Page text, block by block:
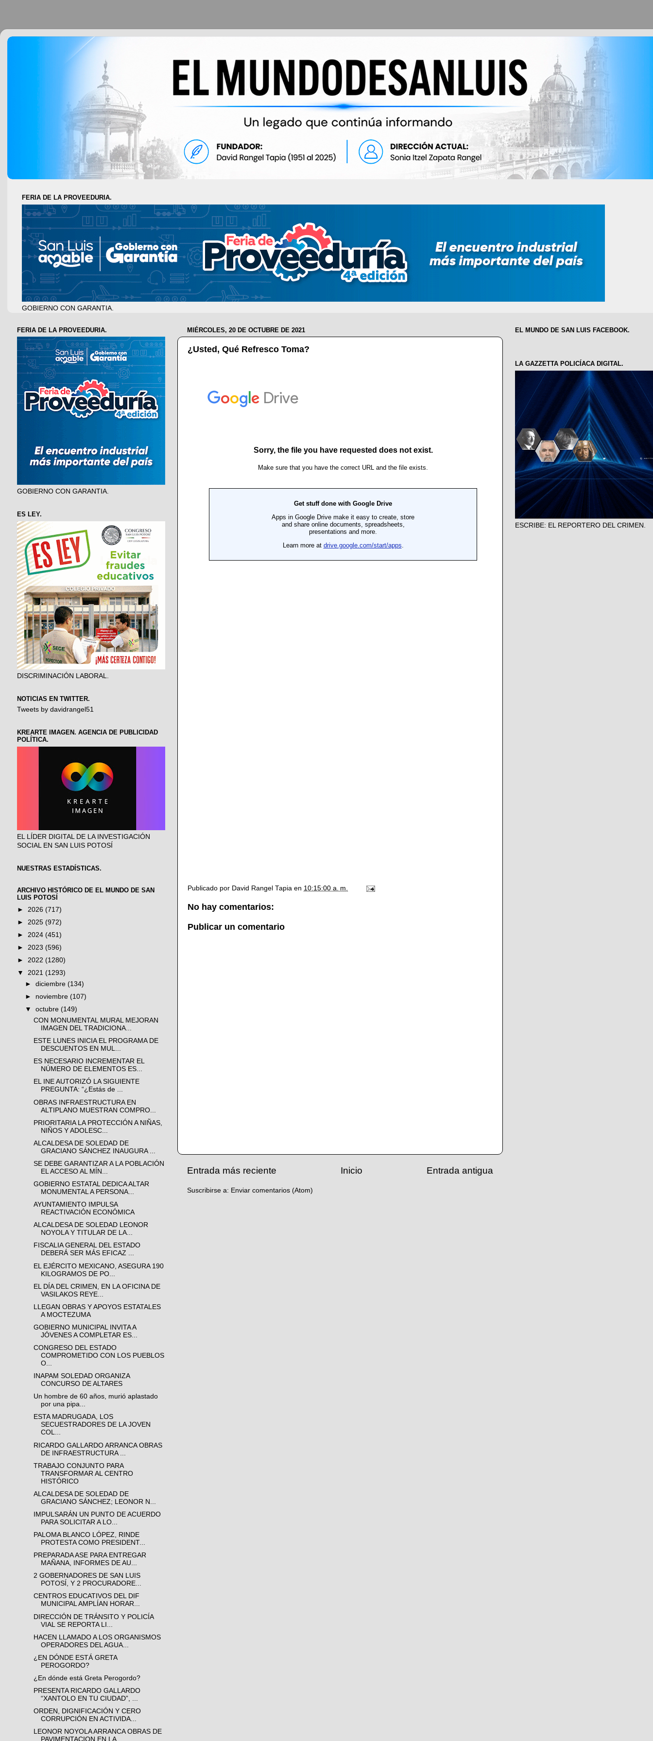
FERIA DE LA PROVEEDURIA.
GOBIERNO CON GARANTIA.
MIÉRCOLES, 20 DE OCTUBRE DE 2021
¿Usted, Qué Refresco Toma?
Publicado por David Rangel Tapia en 10:15:00 a. m.
No hay comentarios:
Publicar un comentario
Entrada más reciente Entrada antigua
Inicio
Suscribirse a: Enviar comentarios (Atom)
FERIA DE LA PROVEEDURIA.
GOBIERNO CON GARANTIA.
ES LEY.
DISCRIMINACIÓN LABORAL.
NOTICIAS EN TWITTER.
Tweets by davidrangel51
KREARTE IMAGEN. AGENCIA DE PUBLICIDAD
POLÍTICA.
EL LÍDER DIGITAL DE LA INVESTIGACIÓN
SOCIAL EN SAN LUIS POTOSÍ
NUESTRAS ESTADÍSTICAS.
ARCHIVO HISTÓRICO DE EL MUNDO DE SAN
LUIS POTOSÍ
► 2026 (717)
► 2025 (972)
► 2024 (451)
► 2023 (596)
► 2022 (1280)
▼ 2021 (1293)
►diciembre(134)
► noviembre(107)
▼octubre(149)
CON MONUMENTAL MURAL MEJORAN
IMAGEN DEL TRADICIONA...
ESTE LUNES INICIA EL PROGRAMA DE
DESCUENTOS EN MUL...
ES NECESARIO INCREMENTAR EL
NÚMERO DE ELEMENTOS ES...
EL INE AUTORIZÓ LA SIGUIENTE
PREGUNTA: “¿Estás de ...
OBRAS INFRAESTRUCTURA EN
ALTIPLANO MUESTRAN COMPRO...
PRIORITARIA LA PROTECCIÓN A NIÑAS,
NIÑOS Y ADOLESC...
ALCALDESA DE SOLEDAD DE
GRACIANO SÁNCHEZ INAUGURA ...
SE DEBE GARANTIZAR A LA POBLACIÓN
EL ACCESO AL MÍN...
GOBIERNO ESTATAL DEDICA ALTAR
MONUMENTAL A PERSONA...
AYUNTAMIENTO IMPULSA
REACTIVACIÓN ECONÓMICA
ALCALDESA DE SOLEDAD LEONOR
NOYOLA Y TITULAR DE LA...
FISCALIA GENERAL DEL ESTADO
DEBERÁ SER MÁS EFICAZ ...
EL EJÉRCITO MEXICANO, ASEGURA 190
KILOGRAMOS DE PO...
EL DÍA DEL CRIMEN, EN LA OFICINA DE
VASILAKOS REYE...
LLEGAN OBRAS Y APOYOS ESTATALES
A MOCTEZUMA
GOBIERNO MUNICIPAL INVITA A
JÓVENES A COMPLETAR ES...
CONGRESO DEL ESTADO
COMPROMETIDO CON LOS PUEBLOS
O...
INAPAM SOLEDAD ORGANIZA
CONCURSO DE ALTARES
Un hombre de 60 años, murió aplastado
por una pipa...
ESTA MADRUGADA, LOS
SECUESTRADORES DE LA JOVEN
COL...
RICARDO GALLARDO ARRANCA OBRAS
DE INFRAESTRUCTURA ...
TRABAJO CONJUNTO PARA
TRANSFORMAR AL CENTRO
HISTÓRICO
ALCALDESA DE SOLEDAD DE
GRACIANO SÁNCHEZ; LEONOR N...
IMPULSARÁN UN PUNTO DE ACUERDO
PARA SOLICITAR A LO...
PALOMA BLANCO LÓPEZ, RINDE
PROTESTA COMO PRESIDENT...
PREPARADA ASE PARA ENTREGAR
MAÑANA, INFORMES DE AU...
2 GOBERNADORES DE SAN LUIS
POTOSÍ, Y 2 PROCURADORE...
CENTROS EDUCATIVOS DEL DIF
MUNICIPAL AMPLÍAN HORAR...
DIRECCIÓN DE TRÁNSITO Y POLICÍA
VIAL SE REPORTA LI...
HACEN LLAMADO A LOS ORGANISMOS
OPERADORES DEL AGUA...
¿EN DÓNDE ESTÁ GRETA
PEROGORDO?
¿En dónde está Greta Perogordo?
PRESENTA RICARDO GALLARDO
“XANTOLO EN TU CIUDAD”, ...
ORDEN, DIGNIFICACIÓN Y CERO
CORRUPCIÓN EN ACTIVIDA...
LEONOR NOYOLA ARRANCA OBRAS DE
PAVIMENTACION EN LA...
EL MUNDO DE SAN LUIS FACEBOOK.
LA GAZZETTA POLICÍACA DIGITAL.
ESCRIBE: EL REPORTERO DEL CRIMEN.